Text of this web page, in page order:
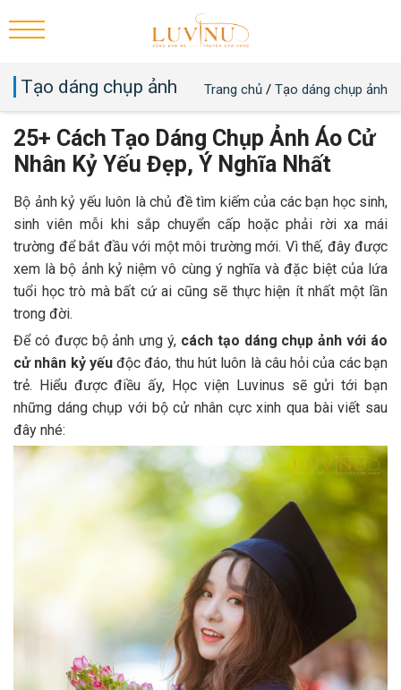
Tạo dáng chụp ảnh Trang chủ / Tạo dáng chụp ảnh
25+ Cách Tạo Dáng Chụp Ảnh Áo Cử
Nhân Kỷ Yếu Đẹp, Ý Nghĩa Nhất
Bộ ảnh kỷ yếu luôn là chủ đề tìm kiếm của các bạn học sinh,
sinh viên mỗi khi sắp chuyển cấp hoặc phải rời xa mái
trường để bắt đầu với một môi trường mới. Vì thế, đây được
xem là bộ ảnh kỷ niệm vô cùng ý nghĩa và đặc biệt của lứa
tuổi học trò mà bất cứ ai cũng sẽ thực hiện ít nhất một lần
trong đời.
Để có được bộ ảnh ưng ý, cách tạo dáng chụp ảnh với áo
cử nhân kỷ yếuđộc đáo, thu hút luôn là câu hỏi của các bạn
trẻ. Hiểu được điều ấy, Học viện Luvinus sẽ gửi tới bạn
những dáng chụp với bộ cử nhân cực xinh qua bài viết sau
đây nhé: